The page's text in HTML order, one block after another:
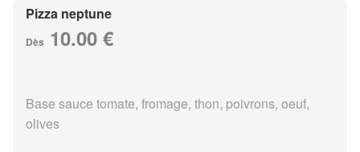
Pizza neptune
Dès 10.00 €
Base sauce tomate, fromage, thon, poivrons, oeuf,
olives